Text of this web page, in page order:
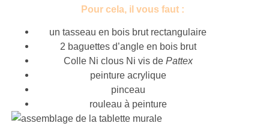
Pour cela, il vous faut :
un tasseau en bois brut rectangulaire
2 baguettes d’angle en bois brut
Colle Ni clous Ni vis de Pattex
peinture acrylique
pinceau
rouleau à peinture